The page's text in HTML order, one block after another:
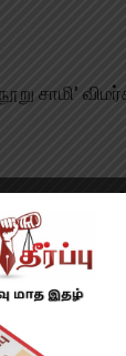
சாமி’
அரசை
விமர்சனம்